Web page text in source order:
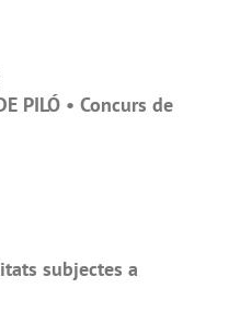
PILÓ • Concurs de
subjectes a